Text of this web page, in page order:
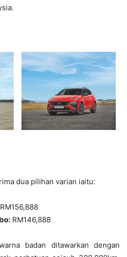
dua pilihan varian iaitu:
RM156,888
RM146,888
badan ditawarkan dengan